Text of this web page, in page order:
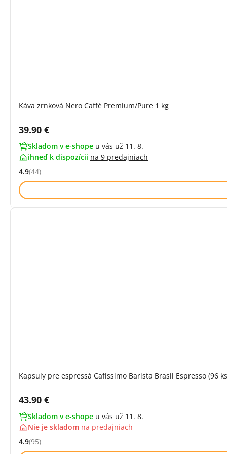
Káva zrnková Nero Caffé Premium/Pure 1 kg
Cena s DPH:
39.90 €
Skladom v e-shope u vás už 11. 8.
ihneď k dispozícii na 9 predajniach
Hodnocení: 4.9 z 5 (44 recenzí)
4.9(44)
Kapsuly pre espressá Cafissimo Barista Brasil Espresso (96
Cena s DPH:
43.90 €
Skladom v e-shope u vás už 11. 8.
Nie je skladom na predajniach
Hodnocení: 4.9 z 5 (95 recenzí)
4.9(95)